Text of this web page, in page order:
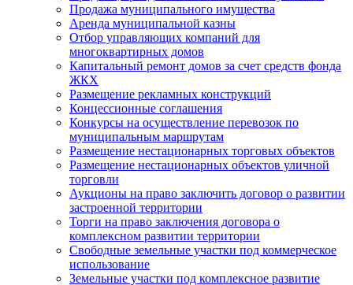
Продажа муниципального имущества
Аренда муниципальной казны
Отбор управляющих компаний для
многоквартирных домов
Капитальный ремонт домов за счет средств фонда
ЖКХ
Размещение рекламных конструкций
Концессионные соглашения
Конкурсы на осуществление перевозок по
муниципальным маршрутам
Размещение нестационарных торговых объектов
Размещение нестационарных объектов уличной
торговли
Аукционы на право заключить договор о развитии
застроенной территории
Торги на право заключения договора о
комплексном развитии территории
Свободные земельные участки под коммерческое
использование
Земельные участки под комплексное развитие